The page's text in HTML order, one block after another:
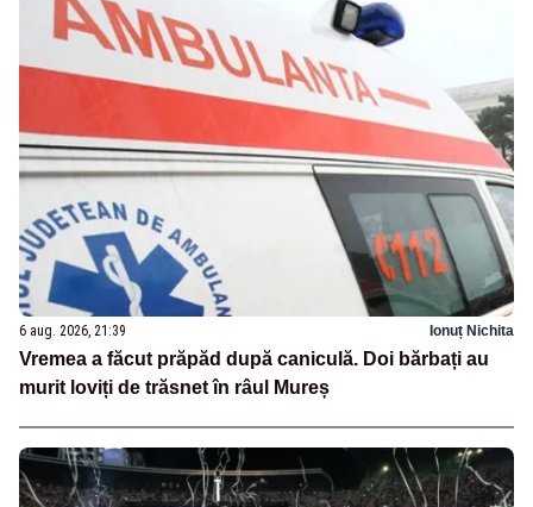
6 aug. 2026, 21:39 Ionuț Nichita
Vremea a făcut prăpăd după caniculă. Doi bărbați au
murit loviți de trăsnet în râul Mureș